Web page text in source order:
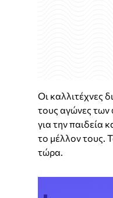
Οι καλλιτέχνες
τους αγώνες των
για την παιδεία
το μέλλον τους.
τώρα.